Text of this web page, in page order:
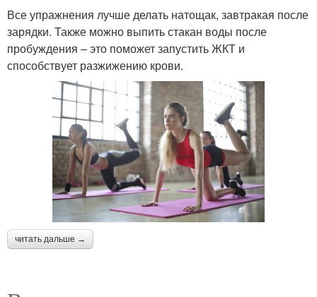
Все упражнения лучше делать натощак, завтракая после
зарядки. Также можно выпить стакан воды после
пробуждения – это поможет запустить ЖКТ и
способствует разжижению крови.
читать дальше →